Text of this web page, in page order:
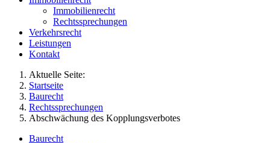
Immobilienrecht
Rechtssprechungen
Verkehrsrecht
Leistungen
Kontakt
Aktuelle Seite:
Startseite
Baurecht
Rechtssprechungen
Abschwächung des Kopplungsverbotes
Baurecht